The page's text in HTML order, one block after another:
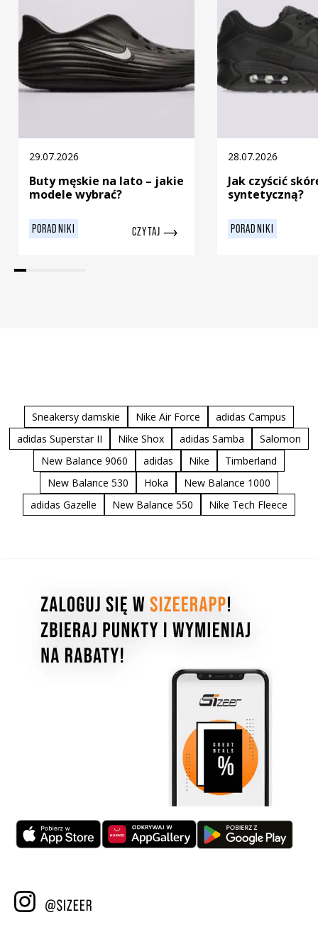
29.07.2026
Buty męskie na lato – jakie
modele wybrać?
PORADNIKI CZYTAJ
28.07.2026
Jak czyścić
syntetyczną?
PORADNIKI
Sneakersy damskie Nike Air Force
adidas Campus
adidas Superstar II
Nike Shox adidas Samba
Salomon
New Balance 9060
adidas Nike
Timberland
New Balance 530
Hoka
New Balance 1000
adidas Gazelle
New Balance 550 Nike Tech Fleece